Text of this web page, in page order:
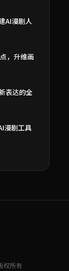
AI漫剧人
，升维画
表达的全
漫剧工具
权所有